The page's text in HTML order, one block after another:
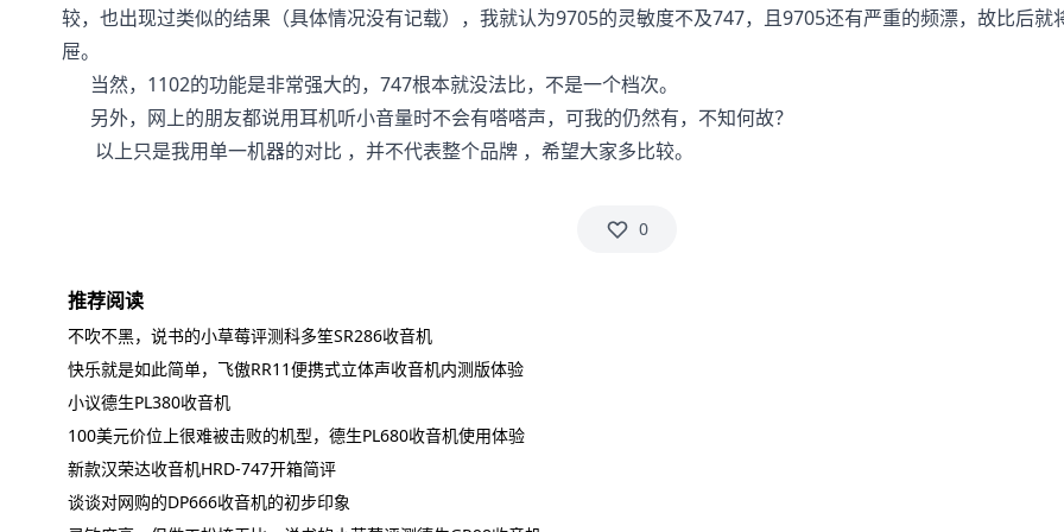
较，也出现过类似的结果（具体情况没有记载），我就认为9705的灵敏度不及747，且9705还有严重的频漂，故比后就
屉。
当然，1102的功能是非常强大的，747根本就没法比，不是一个档次。
另外，网上的朋友都说用耳机听小音量时不会有嗒嗒声，可我的仍然有，不知何故？
以上只是我用单一机器的对比 ，并不代表整个品牌 ，希望大家多比较。
0
推荐阅读
不吹不黑，说书的小草莓评测科多笙SR286收音机
快乐就是如此简单，飞傲RR11便携式立体声收音机内测版体验
小议德生PL380收音机
100美元价位上很难被击败的机型，德生PL680收音机使用体验
新款汉荣达收音机HRD-747开箱简评
谈谈对网购的DP666收音机的初步印象